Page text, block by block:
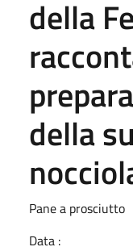
della
della
Pane a prosciutto
Data :